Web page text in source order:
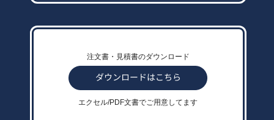
注文書・見積書のダウンロード
エクセル/PDF文書でご用意してます